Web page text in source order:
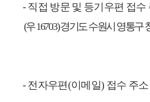
- 직접 방문 및 등기우편 접수
(우16703)경기도 수원시 영통구
- 전자우편(이메일) 접수 주소